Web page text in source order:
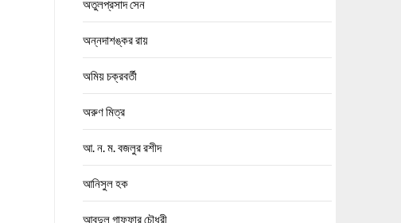
অতুলপ্রসাদ সেন
অন্নদাশঙ্কর রায়
অমিয় চক্রবর্তী
অরুণ মিত্র
আ. ন. ম. বজলুর রশীদ
আনিসুল হক
আবদুল গাফফার চৌধুরী